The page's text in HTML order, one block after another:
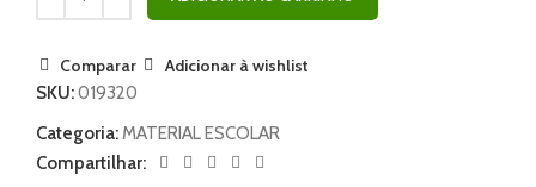
Comparar
Adicionar à wishlist
SKU:019320
Categoria:MATERIAL ESCOLAR
Compartilhar: